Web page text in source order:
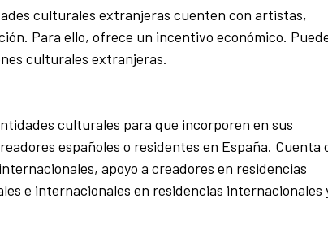
culturales extranjeras cuenten con artistas,
Para ello, ofrece un incentivo económico.
culturales extranjeras.
culturales para que incorporen en sus
españoles o residentes en España. Cuenta
apoyo a creadores en residencias
e internacionales en residencias internacionales